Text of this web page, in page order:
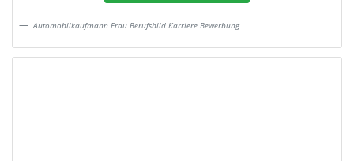
Automobilkaufmann Frau Berufsbild Karriere Bewerbung